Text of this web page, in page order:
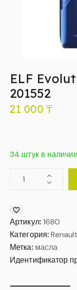
ELF
201552
21 000 ₸
34 штук в
Артикул: 1680
Категория:
Метка: масла
Идентификатор